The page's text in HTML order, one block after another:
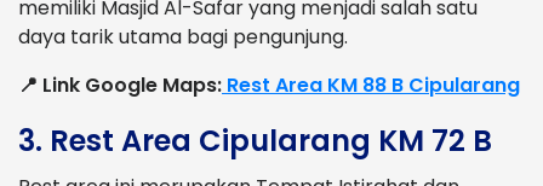
memiliki Masjid Al-Safar yang menjadi salah satu
daya tarik utama bagi pengunjung.
📍 Link Google Maps: Rest Area KM 88 B Cipularang
3. Rest Area Cipularang KM 72 B